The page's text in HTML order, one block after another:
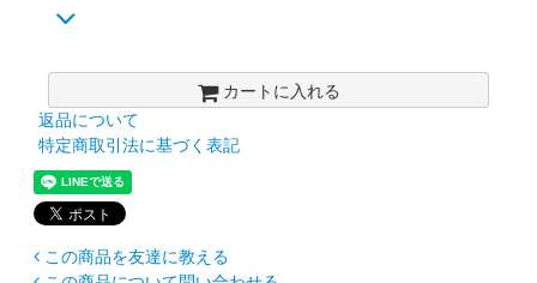
カートに入れる
返品について
特定商取引法に基づく表記
この商品を友達に教える